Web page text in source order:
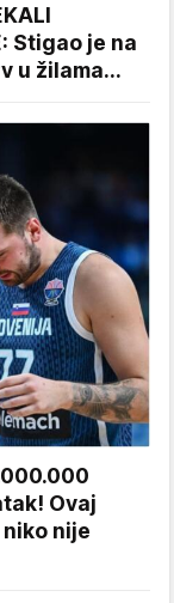
Stigao je na
u žilama...
Ovaj
nije